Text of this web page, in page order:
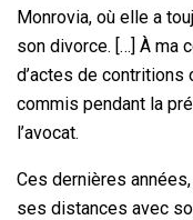
Monrovia, où elle a
son divorce. […] À ma
d’actes de contritions
commis pendant la
l’avocat.
Ces dernières
ses distances avec